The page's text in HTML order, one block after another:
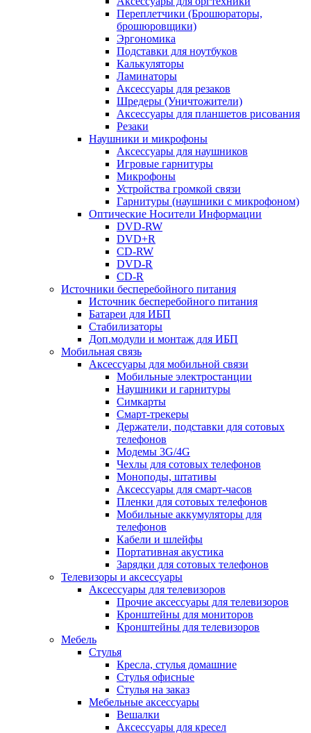
Переплетчики (Брошюраторы,
брошюровщики)
Эргономика
Подставки для ноутбуков
Калькуляторы
Ламинаторы
Аксессуары для резаков
Шредеры (Уничтожители)
Аксессуары для планшетов рисования
Резаки
Наушники и микрофоны
Аксессуары для наушников
Игровые гарнитуры
Микрофоны
Устройства громкой связи
Гарнитуры (наушники с микрофоном)
Оптические Носители Информации
DVD-RW
DVD+R
CD-RW
DVD-R
CD-R
Источники бесперебойного питания
Источник бесперебойного питания
Батареи для ИБП
Стабилизаторы
Доп.модули и монтаж для ИБП
Мобильная связь
Аксессуары для мобильной связи
Мобильные электростанции
Наушники и гарнитуры
Симкарты
Смарт-трекеры
Держатели, подставки для сотовых
телефонов
Модемы 3G/4G
Чехлы для сотовых телефонов
Моноподы, штативы
Аксессуары для смарт-часов
Пленки для сотовых телефонов
Мобильные аккумуляторы для
телефонов
Кабели и шлейфы
Портативная акустика
Зарядки для сотовых телефонов
Телевизоры и аксессуары
Аксессуары для телевизоров
Прочие аксессуары для телевизоров
Кронштейны для мониторов
Кронштейны для телевизоров
Мебель
Стулья
Кресла, стулья домашние
Стулья офисные
Стулья на заказ
Мебельные аксессуары
Вешалки
Аксессуары для кресел